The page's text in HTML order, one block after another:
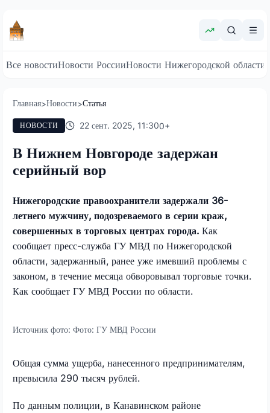
Все новостиНовости РоссииНовости Нижегородской области
Главная>Новости>Статья
НОВОСТИ 22 сент. 2025, 11:300+
В Нижнем Новгороде задержан
серийный вор
Нижегородские правоохранители задержали 36-
летнего мужчину, подозреваемого в серии краж,
совершенных в торговых центрах города. Как
сообщает пресс-служба ГУ МВД по Нижегородской
области, задержанный, ранее уже имевший проблемы с
законом, в течение месяца обворовывал торговые точки.
Как сообщает ГУ МВД России по области.
Источник фото: Фото: ГУ МВД России
Общая сумма ущерба, нанесенного предпринимателям,
превысила 290 тысяч рублей.
По данным полиции, в Канавинском районе